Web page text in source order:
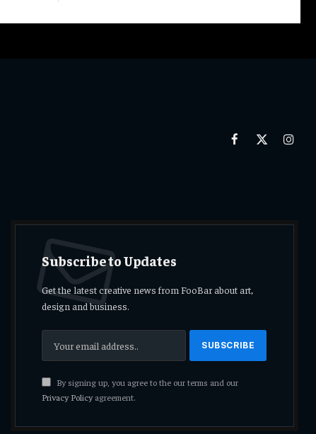
Facebook
X
Subscribe to Updates
Get the latest creative news from FooBar about art,
design and business.
By signing up, you agree to the our terms and our
Privacy Policyagreement.